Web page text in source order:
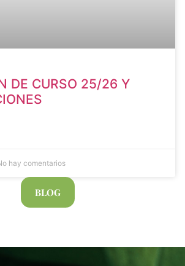
DE CURSO 25/26 Y
hay comentarios
BLOG